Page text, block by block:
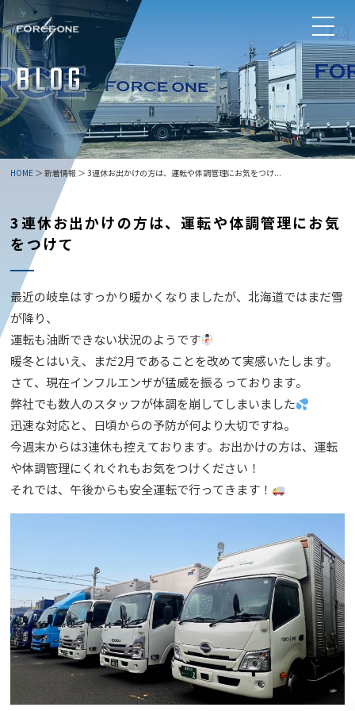
HOME ＞ 新着情報 ＞ 3連休お出かけの方は、運転や体調管理にお気をつけ...
3連休お出かけの方は、運転や体調管理にお気
をつけて
最近の岐阜はすっかり暖かくなりましたが、北海道ではまだ雪
が降り、
運転も油断できない状況のようです
暖冬とはいえ、まだ2月であることを改めて実感いたします。
さて、現在インフルエンザが猛威を振るっております。
弊社でも数人のスタッフが体調を崩してしまいました
迅速な対応と、日頃からの予防が何より大切ですね。
今週末からは3連休も控えております。お出かけの方は、運転
や体調管理にくれぐれもお気をつけください！
それでは、午後からも安全運転で行ってきます！